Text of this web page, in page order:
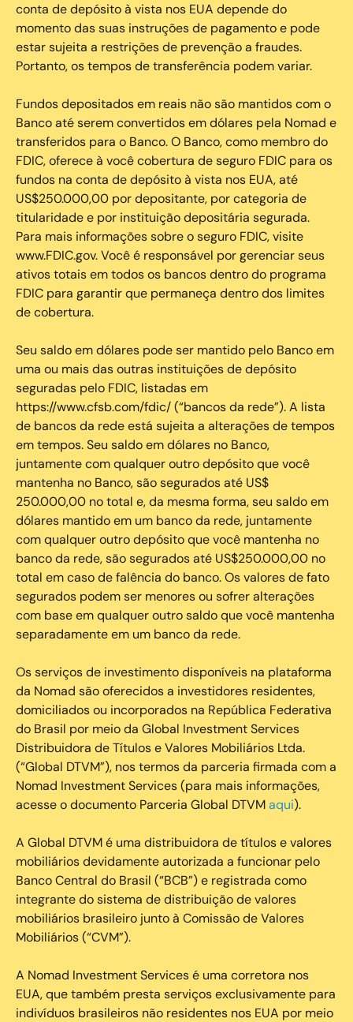
conta de depósito à vista nos EUA depende do
momento das suas instruções de pagamento e pode
estar sujeita a restrições de prevenção a fraudes.
Portanto, os tempos de transferência podem variar.
Fundos depositados em reais não são mantidos com o
Banco até serem convertidos em dólares pela Nomad e
transferidos para o Banco. O Banco, como membro do
FDIC, oferece à você cobertura de seguro FDIC para os
fundos na conta de depósito à vista nos EUA, até
US$250.000,00 por depositante, por categoria de
titularidade e por instituição depositária segurada.
Para mais informações sobre o seguro FDIC, visite
www.FDIC.gov. Você é responsável por gerenciar seus
ativos totais em todos os bancos dentro do programa
FDIC para garantir que permaneça dentro dos limites
de cobertura.
Seu saldo em dólares pode ser mantido pelo Banco em
uma ou mais das outras instituições de depósito
seguradas pelo FDIC, listadas em
https://www.cfsb.com/fdic/ (“bancos da rede”). A lista
de bancos da rede está sujeita a alterações de tempos
em tempos. Seu saldo em dólares no Banco,
juntamente com qualquer outro depósito que você
mantenha no Banco, são segurados até US$
250.000,00 no total e, da mesma forma, seu saldo em
dólares mantido em um banco da rede, juntamente
com qualquer outro depósito que você mantenha no
banco da rede, são segurados até US$250.000,00 no
total em caso de falência do banco. Os valores de fato
segurados podem ser menores ou sofrer alterações
com base em qualquer outro saldo que você mantenha
separadamente em um banco da rede.
Os serviços de investimento disponíveis na plataforma
da Nomad são oferecidos a investidores residentes,
domiciliados ou incorporados na República Federativa
do Brasil por meio da Global Investment Services
Distribuidora de Títulos e Valores Mobiliários Ltda.
(“Global DTVM”), nos termos da parceria firmada com a
Nomad Investment Services (para mais informações,
acesse o documento Parceria Global DTVMaqui).
A Global DTVM é uma distribuidora de títulos e valores
mobiliários devidamente autorizada a funcionar pelo
Banco Central do Brasil (“BCB”) e registrada como
integrante do sistema de distribuição de valores
mobiliários brasileiro junto à Comissão de Valores
Mobiliários (“CVM”).
‍A Nomad Investment Services é uma corretora nos
EUA, que também presta serviços exclusivamente para
indivíduos brasileiros não residentes nos EUA por meio